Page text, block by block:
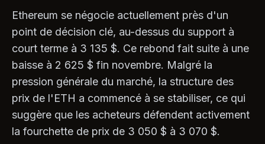
Ethereum se négocie actuellement près d'un
point de décision clé, au-dessus du support à
court terme à 3 135 $. Ce rebond fait suite à une
baisse à 2 625 $ fin novembre. Malgré la
pression générale du marché, la structure des
prix de l'ETH a commencé à se stabiliser, ce qui
suggère que les acheteurs défendent activement
la fourchette de prix de 3 050 $ à 3 070 $.